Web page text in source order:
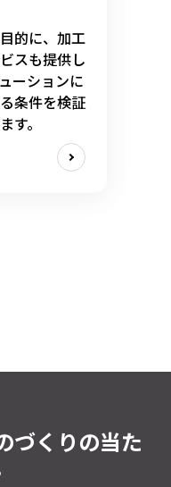
的に、加工
スも提供し
ーションに
条件を検証
す。
づくりの当た